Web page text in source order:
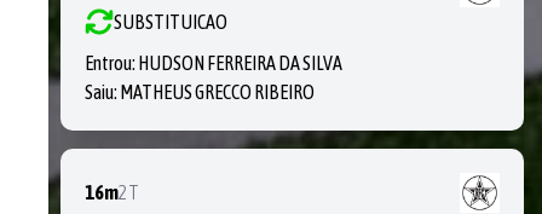
SUBSTITUICAO
Entrou: HUDSON FERREIRA DA SILVA
Saiu: MATHEUS GRECCO RIBEIRO
16m2T